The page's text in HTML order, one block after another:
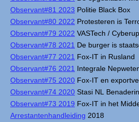
Observant#81 2023 Politie Black Box
Observant#80 2022 Protesteren is
Observant#79 2022 VASTech /
Observant#78 2021 De burger is
Observant#77 2021 Fox-IT in Rusland
Observant#76 2021 Integrale
Observant#75 2020 Fox-IT en
Observant#74 2020 Stasi NL
Observant#73 2019 Fox-IT in het
Arrestantenhandleiding 2018